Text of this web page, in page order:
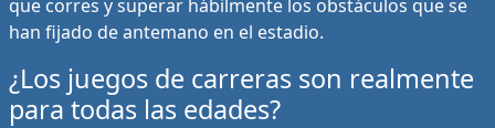
que corres y superar hábilmente los obstáculos que se
han fijado de antemano en el estadio.
¿Los juegos de carreras son realmente
para todas las edades?